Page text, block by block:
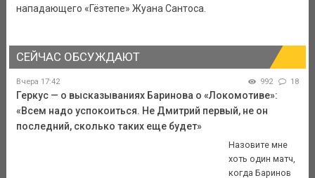
нападающего «Гёзтепе» Жуана Сантоса.
СЕЙЧАС ОБСУЖДАЮТ
Вчера 17:42 992 18
Геркус — о высказываниях Баринова о «Локомотиве»:
«Всем надо успокоиться. Не Дмитрий первый, не он
последний, сколько таких еще будет»
Назовите мне
хоть один матч,
когда Баринов